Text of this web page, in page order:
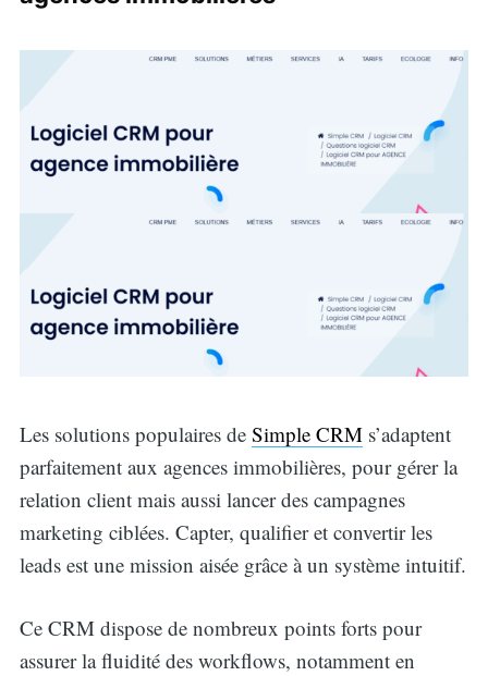
Les solutions populaires de Simple CRMs’adaptent
parfaitement aux agences immobilières, pour gérer la
relation client mais aussi lancer des campagnes
marketing ciblées. Capter, qualifier et convertir les
leads est une mission aisée grâce à un système intuitif.
Ce CRM dispose de nombreux points forts pour
assurer la fluidité des workflows, notamment en
for: